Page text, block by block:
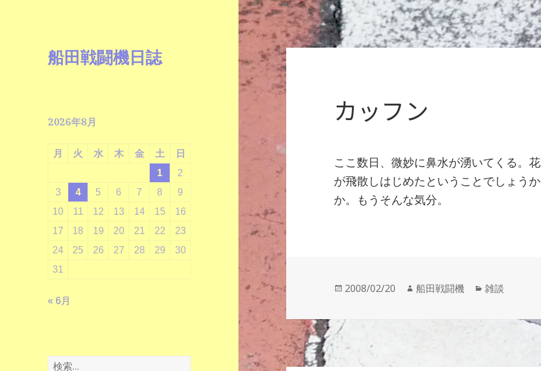
船田戦闘機日誌
2026年8月
月 火 水 木 金 土
日
1
2
3
4 5 6 7 8
9
10
11 12 13 14 15
16
17
18 19 20 21 22
23
24
25 26 27 28 29
30
31
« 6月
検
カッフン
ここ数日、微妙に鼻水が湧いてくる。
が飛散しはじめたということでしょう
か。もうそんな気分。
投
日:
2008/02/20
作
船田戦闘機
カ
雑談